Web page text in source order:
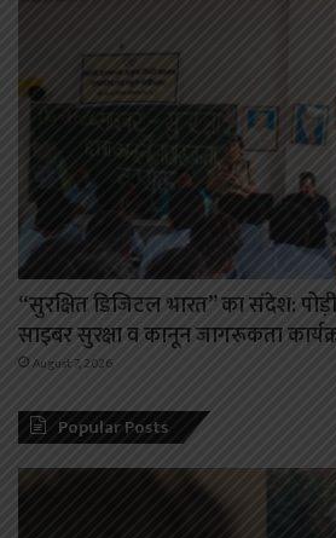
“सुरक्षित डिजिटल भारत” का संदेश:
साइबर सुरक्षा व कानून जागरूकता
August 7, 2026
Popular Posts